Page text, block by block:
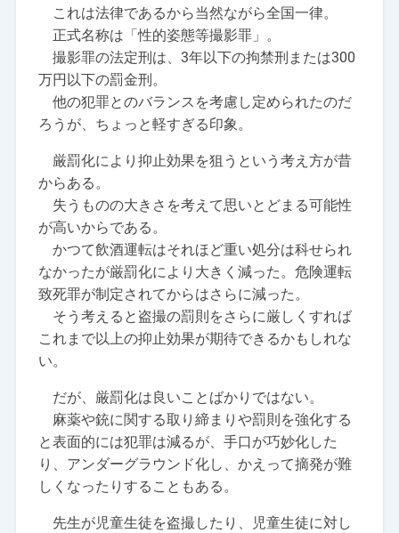
これは法律であるから当然ながら全国一律。
正式名称は「性的姿態等撮影罪」。
撮影罪の法定刑は、3年以下の拘禁刑または300
万円以下の罰金刑。
他の犯罪とのバランスを考慮し定められたのだ
ろうが、ちょっと軽すぎる印象。
厳罰化により抑止効果を狙うという考え方が昔
からある。
失うものの大きさを考えて思いとどまる可能性
が高いからである。
かつて飲酒運転はそれほど重い処分は科せられ
なかったが厳罰化により大きく減った。危険運転
致死罪が制定されてからはさらに減った。
そう考えると盗撮の罰則をさらに厳しくすれば
これまで以上の抑止効果が期待できるかもしれな
い。
だが、厳罰化は良いことばかりではない。
麻薬や銃に関する取り締まりや罰則を強化する
と表面的には犯罪は減るが、手口が巧妙化した
り、アンダーグラウンド化し、かえって摘発が難
しくなったりすることもある。
先生が児童生徒を盗撮したり、児童生徒に対し